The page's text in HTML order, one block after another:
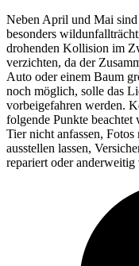
Neben April und Mai
besonders
drohenden Kollision im
verzichten, da der
Auto oder einem Baum
noch möglich, solle das
vorbeigefahren werden.
folgende Punkte
Tier nicht anfassen,
ausstellen lassen,
repariert oder